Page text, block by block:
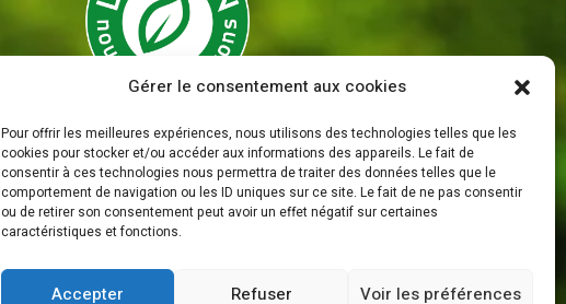
Gérer le consentement aux cookies
Pour offrir les meilleures expériences, nous utilisons des technologies telles que les
cookies pour stocker et/ou accéder aux informations des appareils. Le fait de
consentir à ces technologies nous permettra de traiter des données telles que le
comportement de navigation ou les ID uniques sur ce site. Le fait de ne pas consentir
ou de retirer son consentement peut avoir un effet négatif sur certaines
caractéristiques et fonctions.
Accepter Refuser Voir les préférences
Mentions Légales
Politique de Confidentialité